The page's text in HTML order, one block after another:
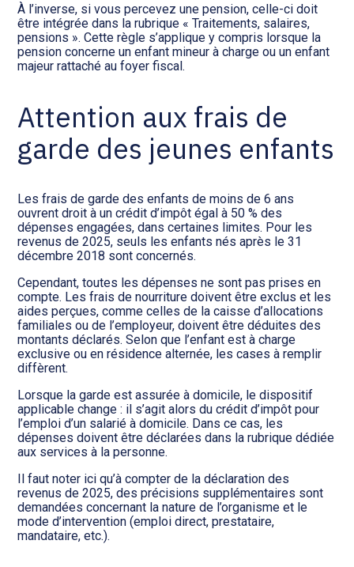
À l’inverse, si vous percevez une pension, celle-ci doit
être intégrée dans la rubrique « Traitements, salaires,
pensions ». Cette règle s’applique y compris lorsque la
pension concerne un enfant mineur à charge ou un enfant
majeur rattaché au foyer fiscal.
Attention aux frais de
garde des jeunes enfants
Les frais de garde des enfants de moins de 6 ans
ouvrent droit à un crédit d’impôt égal à 50 % des
dépenses engagées, dans certaines limites. Pour les
revenus de 2025, seuls les enfants nés après le 31
décembre 2018 sont concernés.
Cependant, toutes les dépenses ne sont pas prises en
compte. Les frais de nourriture doivent être exclus et les
aides perçues, comme celles de la caisse d’allocations
familiales ou de l’employeur, doivent être déduites des
montants déclarés. Selon que l’enfant est à charge
exclusive ou en résidence alternée, les cases à remplir
diffèrent.
Lorsque la garde est assurée à domicile, le dispositif
applicable change : il s’agit alors du crédit d’impôt pour
l’emploi d’un salarié à domicile. Dans ce cas, les
dépenses doivent être déclarées dans la rubrique dédiée
aux services à la personne.
Il faut noter ici qu’à compter de la déclaration des
revenus de 2025, des précisions supplémentaires sont
demandées concernant la nature de l’organisme et le
mode d’intervention (emploi direct, prestataire,
mandataire, etc.).